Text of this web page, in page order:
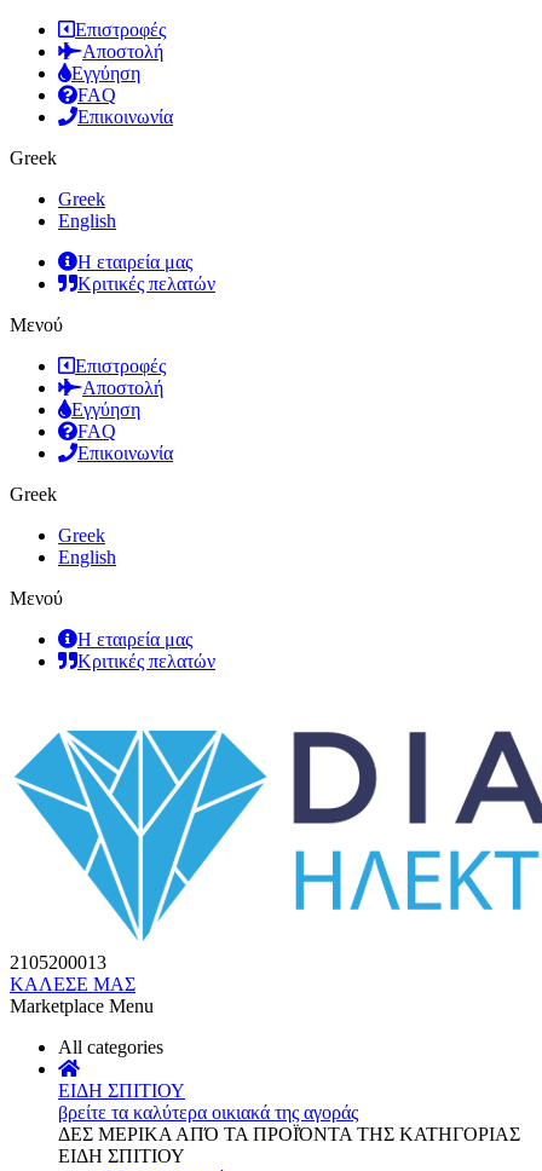
Επιστροφές
Αποστολή
Εγγύηση
FAQ
Επικοινωνία
Greek
Greek
English
Η εταιρεία μας
Κριτικές πελατών
Μενού
Επιστροφές
Αποστολή
Εγγύηση
FAQ
Επικοινωνία
Greek
Greek
English
Μενού
Η εταιρεία μας
Κριτικές πελατών
2105200013
ΚΑΛΕΣΕ ΜΑΣ
Marketplace Menu
All categories
ΕΙΔΗ ΣΠΙΤΙΟΥ
βρείτε τα καλύτερα οικιακά της αγοράς
ΔΕΣ ΜΕΡΙΚΑ ΑΠΌ ΤΑ ΠΡΟΪΌΝΤΑ ΤΗΣ ΚΑΤΗΓΟΡΙΑΣ
ΕΙΔΗ ΣΠΙΤΙΟΥ